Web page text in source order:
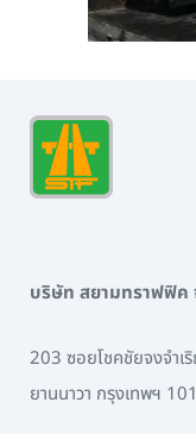
บริษัท สยามทราฟฟิค
203 ซอยโชคชัยจงจำเ
ยานนาวา กรุงเทพฯ